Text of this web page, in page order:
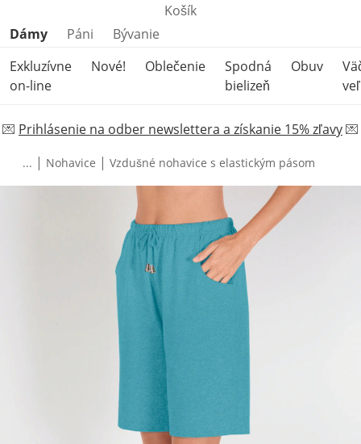
Košík
Preskočiť kategórie produktov
Dámy Páni
Bývanie
Exkluzívne
on-line
Nové! Oblečenie
Spodná
bielizeň
Obuv
💌 Prihlásenie na odber newslettera a získanie 15% zľavy💌
... | Nohavice | Vzdušné nohavice s elastickým pásom